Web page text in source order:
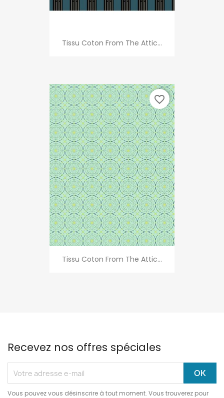
Tissu Coton From The Attic...
Tissu Coton From The Attic...
favorite_border
Recevez nos offres spéciales
Vous pouvez vous désinscrire à tout moment. Vous trouverez pour